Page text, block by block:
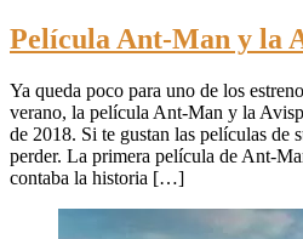
Película Ant-Man y la
Ya queda poco para uno de los
verano, la película Ant-Man y la
de 2018. Si te gustan las películas de
perder. La primera película de Ant-
contaba la historia […]